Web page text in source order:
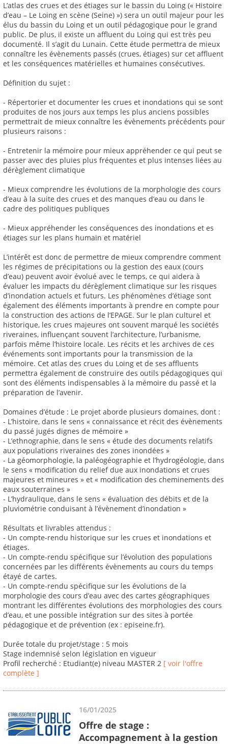
L’atlas des crues et des étiages sur le bassin du Loing (« Histoire
d’eau – Le Loing en scène (Seine) ») sera un outil majeur pour les
élus du bassin du Loing et un outil pédagogique pour le grand
public. De plus, il existe un affluent du Loing qui est très peu
documenté. Il s’agit du Lunain. Cette étude permettra de mieux
connaître les évènements passés (crues, étiages) sur cet affluent
et les conséquences matérielles et humaines consécutives.
Définition du sujet :
- Répertorier et documenter les crues et inondations qui se sont
produites de nos jours aux temps les plus anciens possibles
permettrait de mieux connaître les évènements précédents pour
plusieurs raisons :
- Entretenir la mémoire pour mieux appréhender ce qui peut se
passer avec des pluies plus fréquentes et plus intenses liées au
dérèglement climatique
- Mieux comprendre les évolutions de la morphologie des cours
d’eau à la suite des crues et des manques d’eau ou dans le
cadre des politiques publiques
- Mieux appréhender les conséquences des inondations et es
étiages sur les plans humain et matériel
L’intérêt est donc de permettre de mieux comprendre comment
les régimes de précipitations ou la gestion des eaux (cours
d’eau) peuvent avoir évolué avec le temps, ce qui aidera à
évaluer les impacts du dérèglement climatique sur les risques
d’inondation actuels et futurs. Les phénomènes d’étiage sont
également des éléments importants à prendre en compte pour
la construction des actions de l’EPAGE. Sur le plan culturel et
historique, les crues majeures ont souvent marqué les sociétés
riveraines, influençant souvent l’architecture, l’urbanisme,
parfois même l’histoire locale. Les récits et les archives de ces
événements sont importants pour la transmission de la
mémoire. Cet atlas des crues du Loing et de ses affluents
permettra également de construire des outils pédagogiques qui
sont des éléments indispensables à la mémoire du passé et la
préparation de l’avenir.
Domaines d’étude : Le projet aborde plusieurs domaines, dont :
- L’histoire, dans le sens « connaissance et récit des évènements
du passé jugés dignes de mémoire »
- L’ethnographie, dans le sens « étude des documents relatifs
aux populations riveraines des zones inondées »
- La géomorphologie, la paléogéographie et l’hydrogéologie, dans
le sens « modification du relief due aux inondations et crues
majeures et mineures » et « modification des cheminements des
eaux souterraines »
- L’hydraulique, dans le sens « évaluation des débits et de la
pluviométrie conduisant à l’évènement d’inondation »
Résultats et livrables attendus :
- Un compte-rendu historique sur les crues et inondations et
étiages.
- Un compte-rendu spécifique sur l’évolution des populations
concernées par les différents évènements au cours du temps
étayé de cartes.
- Un compte-rendu spécifique sur les évolutions de la
morphologie des cours d’eau avec des cartes géographiques
montrant les différentes évolutions des morphologies des cours
d’eau, et une possible intégration sur des sites à portée
pédagogique et de prévention (ex : episeine.fr).
Durée totale du projet/stage : 5 mois
Stage indemnisé selon législation en vigueur
Profil recherché : Etudiant(e) niveau MASTER 2 [ voir l'offre
complète ]
16/01/2025
Offre de stage :
Accompagnement à la gestion